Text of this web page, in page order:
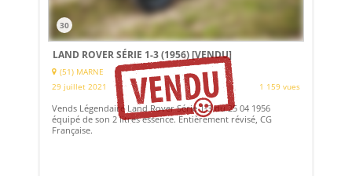
30
LAND ROVER SÉRIE 1-3 (1956)[VENDU]
(51) MARNE
29 juillet 2021
1 159 vues
Vends Légendaire Land Rover Série 1-3 du 25 04 1956
équipé de son 2 litres essence. Entièrement révisé, CG
Française.